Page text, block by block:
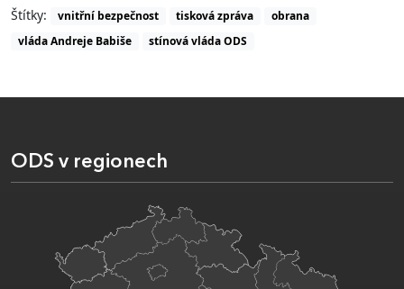
Štítky: vnitřní bezpečnost tisková zpráva
obrana
vláda Andreje Babiše
stínová vláda ODS
ODS v regionech